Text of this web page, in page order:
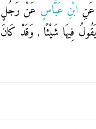
عَنِ ابْنِ عَبَّاسٍ عَنْ رَجُلٍ
فِيهَا شَيْئًا , وَقَدْ كَانَ